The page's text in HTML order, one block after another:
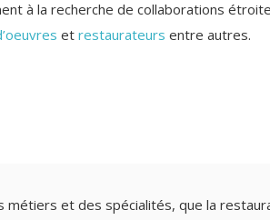
à la recherche de collaborations
et restaurateurs entre autres.
métiers et des spécialités, que la